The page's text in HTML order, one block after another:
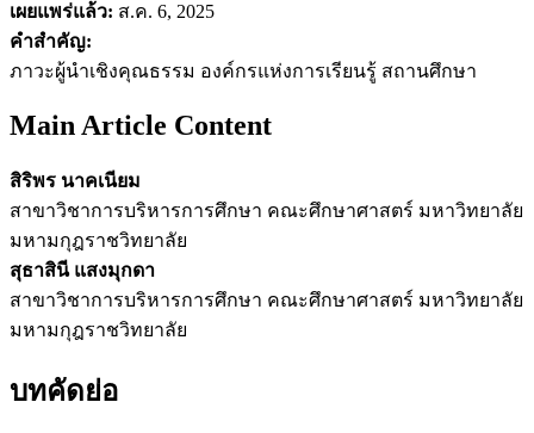
เผยแพร่แล้ว: ส.ค. 6, 2025
คำสำคัญ:
ภาวะผู้นำเชิงคุณธรรม องค์กรแห่งการเรียนรู้ สถานศึกษา
Main Article Content
สิริพร นาคเนียม
สาขาวิชาการบริหารการศึกษา คณะศึกษาศาสตร์ มหาวิทยาลัย
มหามกุฎราชวิทยาลัย
สุธาสินี แสงมุกดา
สาขาวิชาการบริหารการศึกษา คณะศึกษาศาสตร์ มหาวิทยาลัย
มหามกุฎราชวิทยาลัย
บทคัดย่อ